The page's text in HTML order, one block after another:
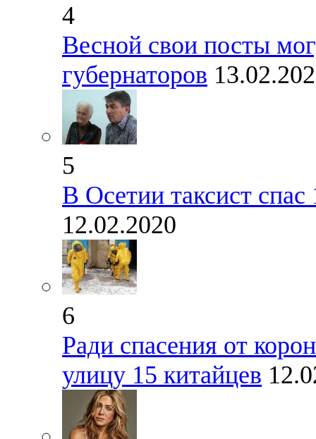
4
Весной свои посты
губернаторов
5
В Осетии таксист
12.02.2020
6
Ради спасения от
улицу 15 китайцев